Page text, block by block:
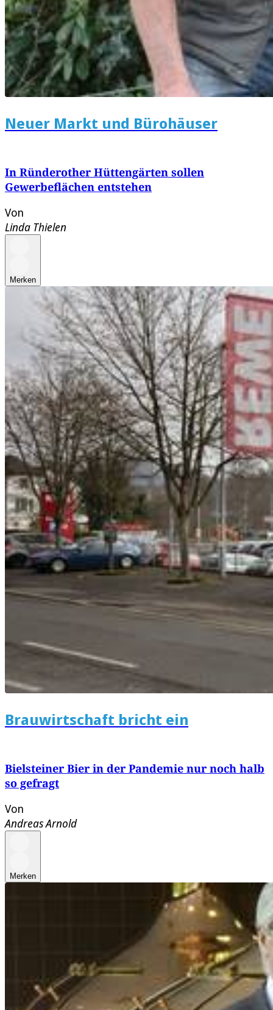
Neuer Markt und Bürohäuser
In Ründerother Hüttengärten sollen
Gewerbeflächen entstehen
Von
Linda Thielen
Merken
Brauwirtschaft bricht ein
Bielsteiner Bier in der Pandemie nur noch halb
so gefragt
Von
Andreas Arnold
Merken